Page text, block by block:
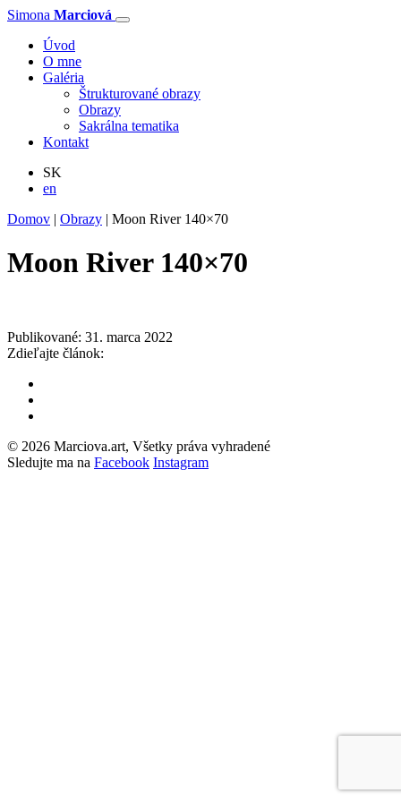
Simona Marciová
Úvod
O mne
Galéria
Štrukturované obrazy
Obrazy
Sakrálna tematika
Kontakt
SK
en
Domov | Obrazy | Moon River 140×70
Moon River 140×70
Publikované: 31. marca 2022
Zdieľajte článok:
© 2026 Marciova.art, Všetky práva vyhradené
Sledujte ma na Facebook Instagram